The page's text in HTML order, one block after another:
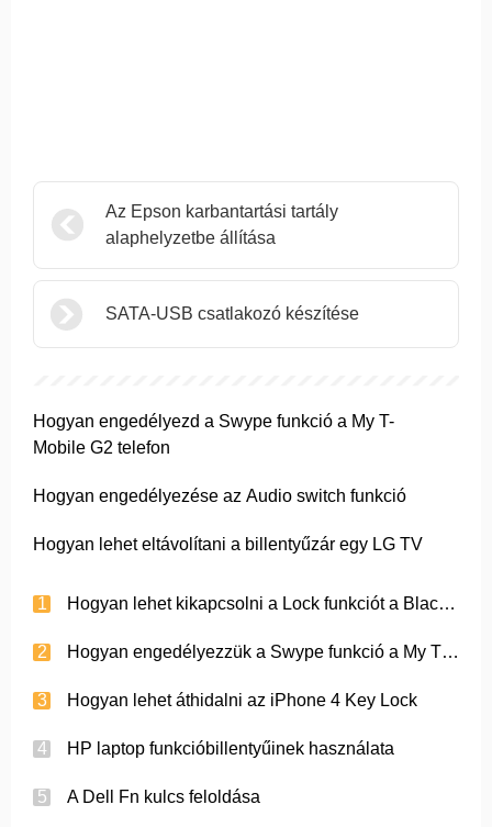
Az Epson karbantartási tartály
alaphelyzetbe állítása
SATA-USB csatlakozó készítése
Hogyan engedélyezd a Swype funkció a My T-
Mobile G2 telefon
Hogyan engedélyezése az Audio switch funkció
Hogyan lehet eltávolítani a billentyűzár egy LG TV
Hogyan lehet kikapcsolni a Lock funkciót a BlackBerry 8700g
Hogyan engedélyezzük a Swype funkció a My T - Mobile G2 Phone
Hogyan lehet áthidalni az iPhone 4 Key Lock
HP laptop funkcióbillentyűinek használata
A Dell Fn kulcs feloldása